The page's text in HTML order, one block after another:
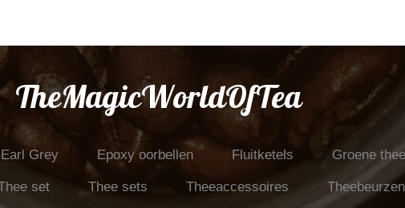
TheMagicWorldOfTea
Earl Grey Epoxy oorbellen Fluitketels Groene thee
set Thee sets Theeaccessoires Theebeurzen